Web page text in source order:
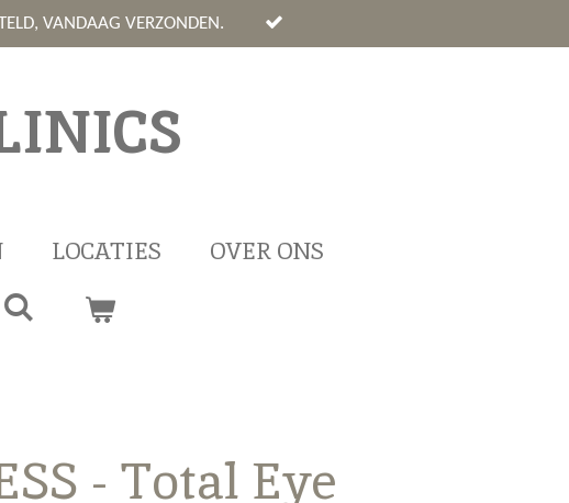
VANDAAG VERZONDEN.
LOCATIES
OVER ONS
- Total Eye